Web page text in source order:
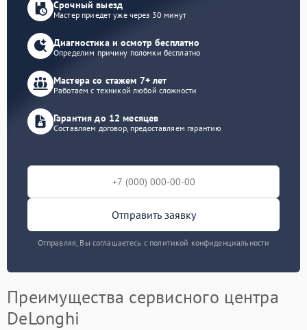
Срочный выезд
Мастер приедет уже через 30 минут
Диагностика и осмотр бесплатно
Определим причину поломки бесплатно
Мастера со стажем 7+ лет
Работаем с техникой любой сложности
Гарантия до 12 месяцев
Составляем договор, предоставляем гарантию
Отправить заявку
Отправляя, Вы соглашаетесь с политикой конфиденциальности
Преимущества сервисного центра
DeLonghi